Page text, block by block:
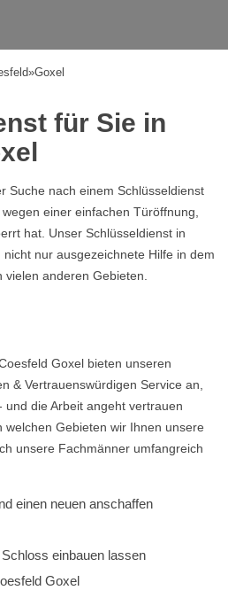
»Goxel
für Sie in
Suche nach einem Schlüsseldienst
einer einfachen Türöffnung,
hat. Unser Schlüsseldienst in
nur ausgezeichnete Hilfe in dem
anderen Gebieten.
Goxel bieten unseren
& Vertrauenswürdigen Service an,
und die Arbeit angeht vertrauen
welchen Gebieten wir Ihnen unsere
unsere Fachmänner umfangreich
einen neuen anschaffen
einbauen lassen
Goxel